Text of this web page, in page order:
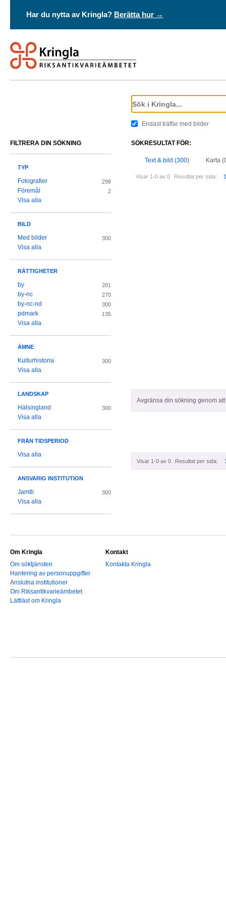
Har du nytta av Kringla? Berätta hur →
Endast träffar med bilder
SÖKRESULTAT FÖR:
Text & bild (300) Karta
Visar 1-0 av 0 Resultat per sida:
Avgränsa din sökning genom
Visar 1-0 av 0 Resultat per sida:
FILTRERA DIN SÖKNING
TYP
Fotografier 298
Föremål 2
Visa alla
BILD
Med bilder 300
Visa alla
RÄTTIGHETER
by 281
by-nc 270
by-nc-nd 300
pdmark 135
Visa alla
ÄMNE
Kulturhistoria 300
Visa alla
LANDSKAP
Hälsingland 300
Visa alla
FRÅN TIDSPERIOD
Visa alla
ANSVARIG INSTITUTION
Jamtli 300
Visa alla
Om Kringla
Om söktjänsten
Hantering av personuppgifter
Anslutna institutioner
Om Riksantikvarieämbetet
Lättläst om Kringla
Kontakt
Kontakta Kringla